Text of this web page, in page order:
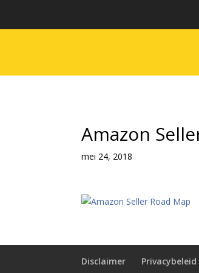
Amazon
mei 24, 2018
Disclaimer Privacybeleid